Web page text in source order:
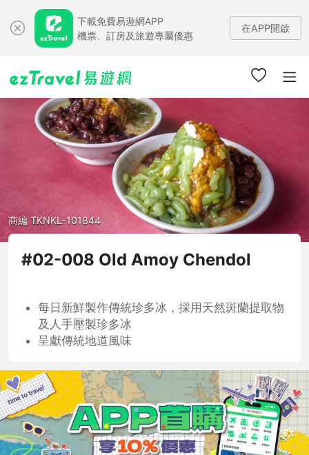
下載免費易遊網APP
機票、訂房及旅遊專屬優惠
在APP開啟
商編 TKNKL-101844
#02-008 Old Amoy Chendol
每日新鮮製作傳統珍多冰，採用天然斑蘭提取物
及人手壓製珍多冰
呈獻傳統地道風味